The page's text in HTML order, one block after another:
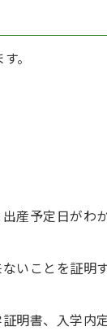
。
産予定日がわ
いことを証明
明書、入学内